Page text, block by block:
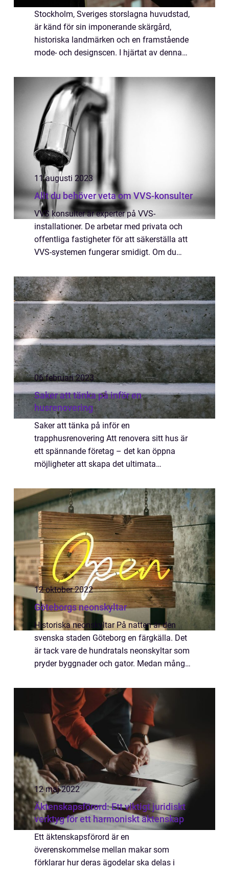
Stockholm, Sveriges storslagna huvudstad,
är känd för sin imponerande skärgård,
historiska landmärken och en framstående
mode- och designscen. I hjärtat av denna
acce...
11 augusti 2023
Allt du behöver veta om VVS-konsulter
VVS konsulter är experter på VVS-
installationer. De arbetar med privata och
offentliga fastigheter för att säkerställa att
VVS-systemen fungerar smidigt. Om du
underh&arin...
06 februari 2023
Saker att tänka på inför en
husrenovering
Saker att tänka på inför en
trapphusrenovering Att renovera sitt hus är
ett spännande företag – det kan öppna
möjligheter att skapa det ultimata
12 oktober 2022
Göteborgs neonskyltar
Historiska neonskyltar På natten är den
svenska staden Göteborg en färgkälla. Det
är tack vare de hundratals neonskyltar som
pryder byggnader och gator. Medan många
Göteborg unikt eftersom staden har bevara...
12 maj 2022
Äktenskapsförord: Ett viktigt juridiskt
verktyg för ett harmoniskt äktenskap
Ett äktenskapsförord är en
överenskommelse mellan makar som
förklarar hur deras ägodelar ska delas i